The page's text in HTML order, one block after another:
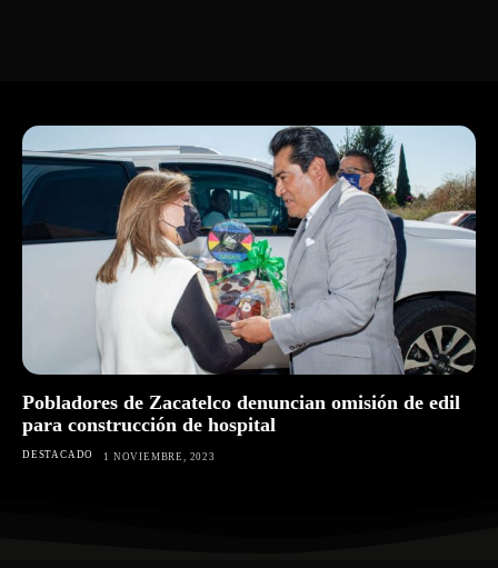
Pobladores de Zacatelco denuncian omisión de edil
para construcción de hospital
DESTACADO 1 NOVIEMBRE, 2023